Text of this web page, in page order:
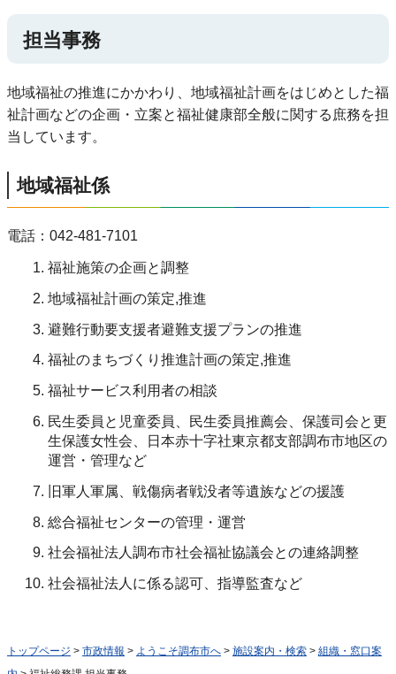
担当事務
地域福祉の推進にかかわり、地域福祉計画をはじめとした福
祉計画などの企画・立案と福祉健康部全般に関する庶務を担
当しています。
地域福祉係
電話：042-481-7101
福祉施策の企画と調整
地域福祉計画の策定,推進
避難行動要支援者避難支援プランの推進
福祉のまちづくり推進計画の策定,推進
福祉サービス利用者の相談
民生委員と児童委員、民生委員推薦会、保護司会と更
生保護女性会、日本赤十字社東京都支部調布市地区の
運営・管理など
旧軍人軍属、戦傷病者戦没者等遺族などの援護
総合福祉センターの管理・運営
社会福祉法人調布市社会福祉協議会との連絡調整
社会福祉法人に係る認可、指導監査など
トップページ > 市政情報 > ようこそ調布市へ > 施設案内・検索 > 組織・窓口案